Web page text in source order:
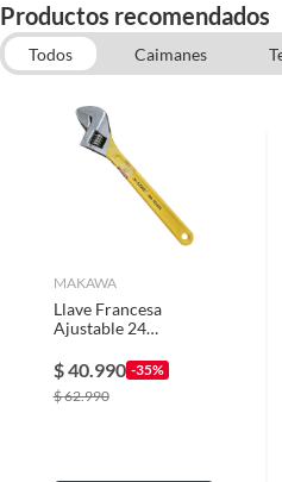
Productos recomendados
Todos Caimanes
Alicates
MAKAWA
Llave Francesa
Ajustable 24
Mk0309
$40.990 -35%
$62.990